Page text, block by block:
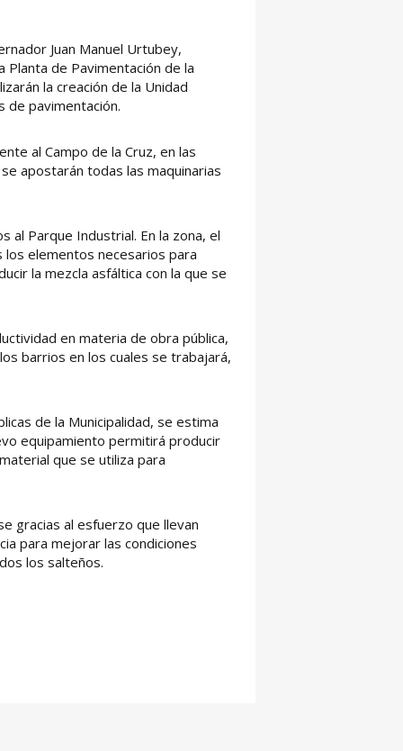
Juan Manuel Urtubey,
de Pavimentación de la
la creación de la Unidad
de pavimentación.
al Campo de la Cruz, en las
apostarán todas las maquinarias
Parque Industrial. En la zona, el
los elementos necesarios para
la mezcla asfáltica con la que se
en materia de obra pública,
barrios en los cuales se trabajará,
de la Municipalidad, se estima
equipamiento permitirá producir
que se utiliza para
gracias al esfuerzo que llevan
para mejorar las condiciones
los salteños.